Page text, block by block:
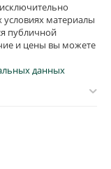
материалы
публичной
и цены вы можете
данных